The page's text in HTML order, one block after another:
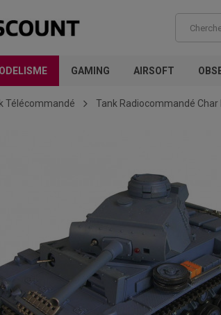
GAMING AIRSOFT
Télécommandé Tank Radiocommandé